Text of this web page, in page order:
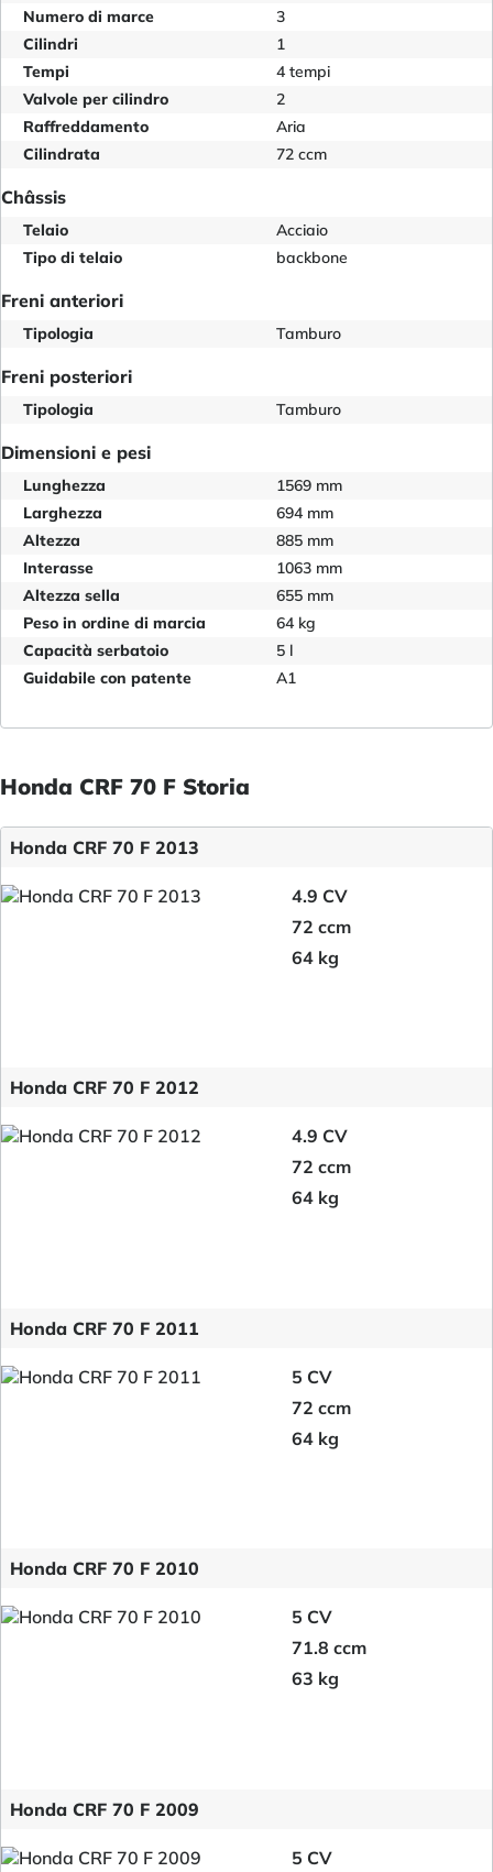
Numero di marce
3
Cilindri
1
Tempi
4 tempi
Valvole per cilindro
2
Raffreddamento
Aria
Cilindrata
72 ccm
Châssis
Telaio
Acciaio
Tipo di telaio
backbone
Freni anteriori
Tipologia Tamburo
Freni posteriori
Tipologia Tamburo
Dimensioni e pesi
Lunghezza
1569 mm
Larghezza
694 mm
Altezza
885 mm
Interasse
1063 mm
Altezza sella
655 mm
Peso in ordine di marcia
64 kg
Capacità serbatoio
5 l
Guidabile con patente
A1
Honda CRF 70 F Storia
Honda CRF 70 F 2013
4.9 CV
72 ccm
64 kg
Honda CRF 70 F 2012
4.9 CV
72 ccm
64 kg
Honda CRF 70 F 2011
5 CV
72 ccm
64 kg
Honda CRF 70 F 2010
5 CV
71.8 ccm
63 kg
Honda CRF 70 F 2009
5 CV